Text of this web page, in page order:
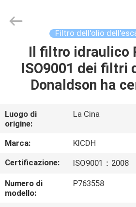
CASA
PRODOTTI
CIRCA
NOI
GIRO
DELLA
FABBRICA
Management
Services
Filtro dell'olio
Il filtro idraulico
ISO9001 dei filtri
Donaldson ha
Luogo di
origine:
La Cina
Marca:
KICDH
Certificazione:
ISO9001：2008
Numero di
modello:
P763558